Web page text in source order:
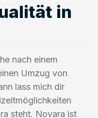
in
nach einem
Umzug von
lass mich dir
steht. Novara ist